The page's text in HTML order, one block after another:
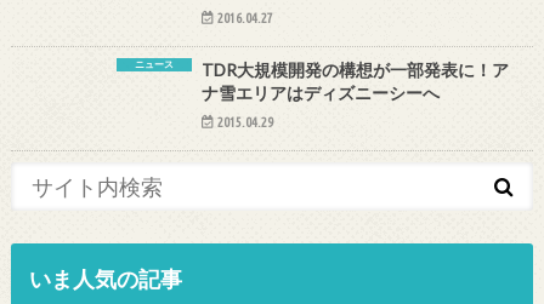
2016.04.27
ニュース
TDR大規模開発の構想が一部発表に！ア
ナ雪エリアはディズニーシーへ
2015.04.29
いま人気の記事